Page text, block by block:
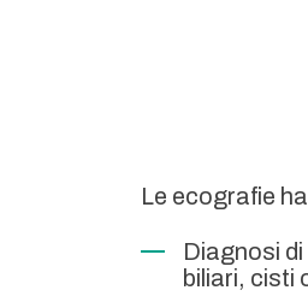
Le ecografie
Diagnosi
biliari, cisti